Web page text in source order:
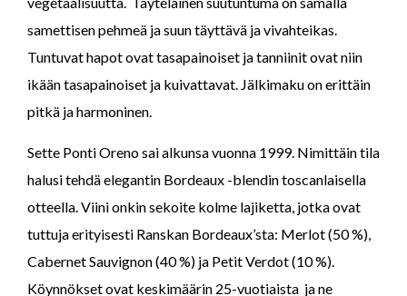
samettisen pehmeä ja suun täyttävä ja vivahteikas.
Tuntuvat hapot ovat tasapainoiset ja tanniinit ovat niin
ikään tasapainoiset ja kuivattavat. Jälkimaku on erittäin
pitkä ja harmoninen.
Sette Ponti Oreno sai alkunsa vuonna 1999. Nimittäin tila
halusi tehdä elegantin Bordeaux -blendin toscanlaisella
otteella. Viini onkin sekoite kolme lajiketta, jotka ovat
tuttuja erityisesti Ranskan Bordeaux’sta: Merlot (50 %),
Cabernet Sauvignon (40 %) ja Petit Verdot (10 %).
Köynnökset ovat keskimäärin 25-vuotiaista ja ne